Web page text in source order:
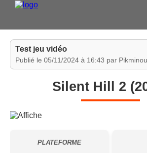
Test jeu vidéo
Publié le 05/11/2024 à 16:43 par
Silent Hill 2
PLATEFORME